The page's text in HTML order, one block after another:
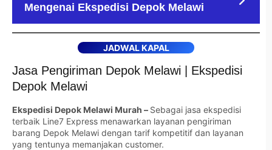
Mengenai Ekspedisi Depok Melawi
JADWAL KAPAL
Jasa Pengiriman Depok Melawi | Ekspedisi
Depok Melawi
Ekspedisi Depok Melawi Murah – Sebagai jasa ekspedisi
terbaik Line7 Express menawarkan layanan pengiriman
barang Depok Melawi dengan tarif kompetitif dan layanan
yang tentunya memanjakan customer.